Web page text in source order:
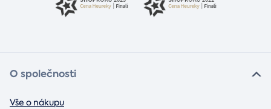
O společnosti
Vše o nákupu